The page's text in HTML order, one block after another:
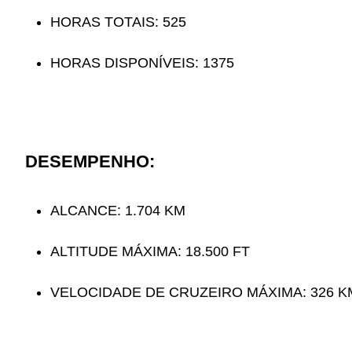
HORAS TOTAIS: 525
HORAS DISPONÍVEIS: 1375
DESEMPENHO:
ALCANCE: 1.704 KM
⁠ALTITUDE MÁXIMA: 18.500 FT
⁠VELOCIDADE DE CRUZEIRO MÁXIMA: 326